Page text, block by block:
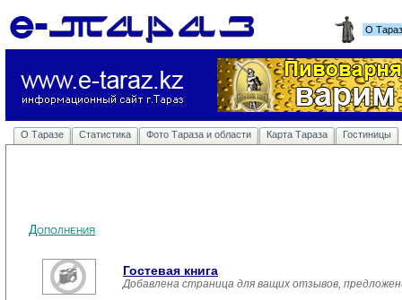
О
О Таразе Статистика Фото Тараза и области Карта Тараза Гостиницы
Дополнения
Гостевая книга
Добавлена страница для ващих отзывов,